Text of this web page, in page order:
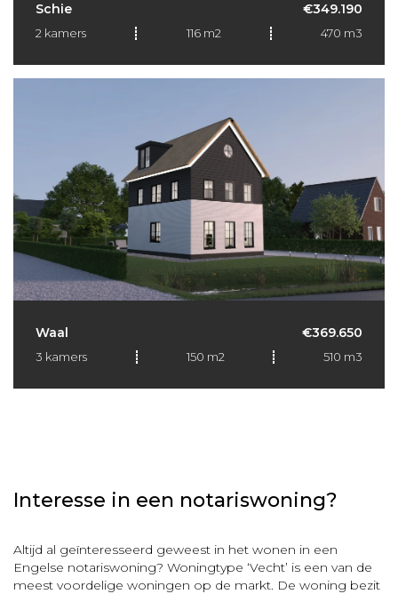
Schie €349.190
2 kamers 116 m2 470 m3
Waal €369.650
3 kamers 150 m2 510 m3
Interesse in een notariswoning?
Altijd al geïnteresseerd geweest in het wonen in een
Engelse notariswoning? Woningtype ‘Vecht’ is een van de
meest voordelige woningen op de markt. De woning bezit